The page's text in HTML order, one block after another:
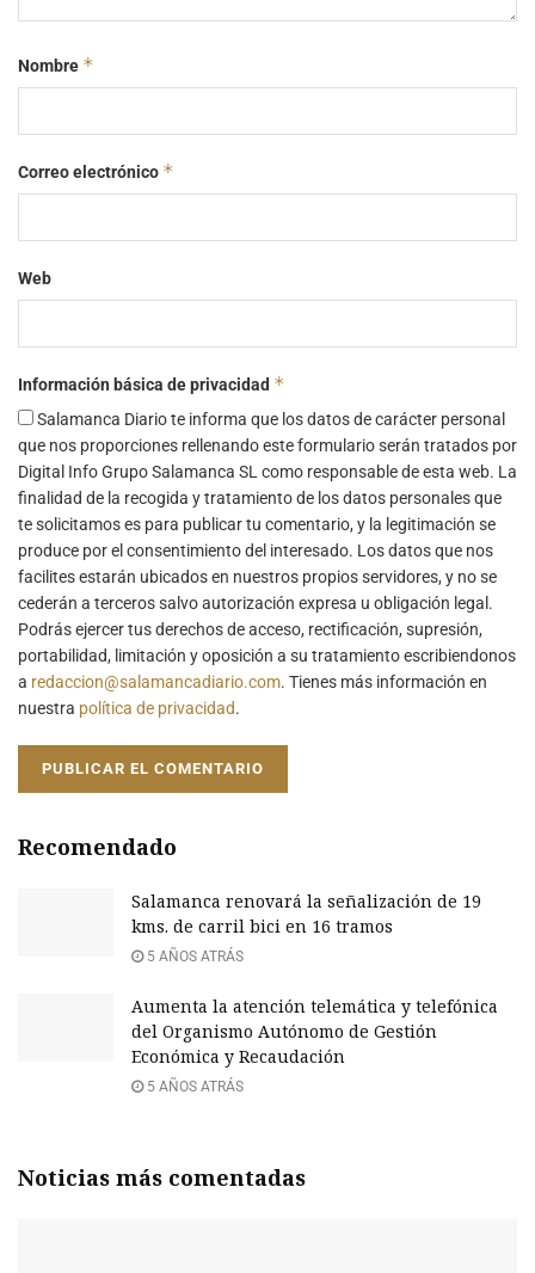
Nombre *
Correo electrónico *
Web
Información básica de privacidad *
Salamanca Diario te informa que los datos de carácter personal
que nos proporciones rellenando este formulario serán tratados por
Digital Info Grupo Salamanca SL como responsable de esta web. La
finalidad de la recogida y tratamiento de los datos personales que
te solicitamos es para publicar tu comentario, y la legitimación se
produce por el consentimiento del interesado. Los datos que nos
facilites estarán ubicados en nuestros propios servidores, y no se
cederán a terceros salvo autorización expresa u obligación legal.
Podrás ejercer tus derechos de acceso, rectificación, supresión,
portabilidad, limitación y oposición a su tratamiento escribiendonos
a redaccion@salamancadiario.com. Tienes más información en
nuestra política de privacidad.
Recomendado
Salamanca renovará la señalización de 19
kms. de carril bici en 16 tramos
5 AÑOS ATRÁS
Aumenta la atención telemática y telefónica
del Organismo Autónomo de Gestión
Económica y Recaudación
5 AÑOS ATRÁS
Noticias más comentadas